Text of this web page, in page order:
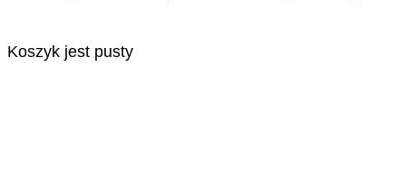
Koszyk jest pusty